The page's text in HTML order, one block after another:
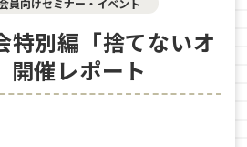
員向けセミナー・イベント
特別編「捨てないオ
開催レポート